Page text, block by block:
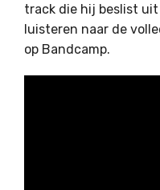
track die hij beslist
luisteren naar de
op Bandcamp.